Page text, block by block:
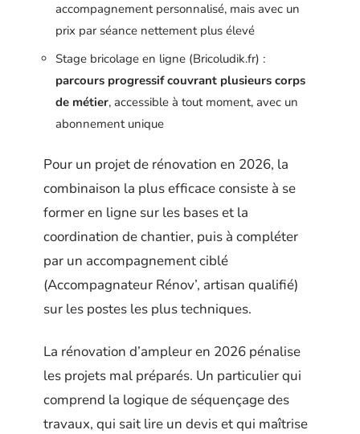
accompagnement personnalisé, mais avec un
prix par séance nettement plus élevé
Stage bricolage en ligne (Bricoludik.fr) :
parcours progressif couvrant plusieurs corps
de métier, accessible à tout moment, avec un
abonnement unique
Pour un projet de rénovation en 2026, la
combinaison la plus efficace consiste à se
former en ligne sur les bases et la
coordination de chantier, puis à compléter
par un accompagnement ciblé
(Accompagnateur Rénov’, artisan qualifié)
sur les postes les plus techniques.
La rénovation d’ampleur en 2026 pénalise
les projets mal préparés. Un particulier qui
comprend la logique de séquençage des
travaux, qui sait lire un devis et qui maîtrise